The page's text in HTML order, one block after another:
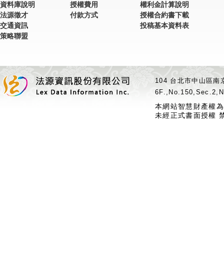
資料庫說明
法源徵才
交通資訊
策略聯盟
授權費用
付款方式
權利金計算說明
授權合約書下載
投稿基本資料表
104 台北市中山區
本網站智慧財產權
未經正式書面授權